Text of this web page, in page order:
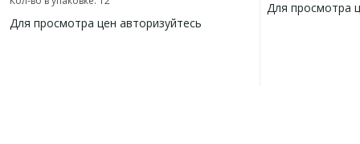
Для просмотра цен авторизуйтесь
Для просмотра